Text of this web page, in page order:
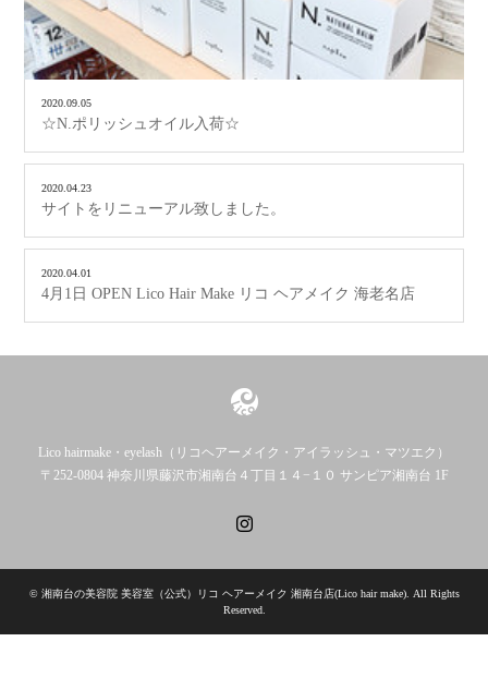
2020.09.05
☆N.ポリッシュオイル入荷☆
2020.04.23
サイトをリニューアル致しました。
2020.04.01
4月1日 OPEN Lico Hair Make リコ ヘアメイク 海老名店
Lico hairmake・eyelash（リコヘアーメイク・アイラッシュ・マツエク）
〒252-0804 神奈川県藤沢市湘南台４丁目１４−１０ サンピア湘南台 1F
© 湘南台の美容院 美容室（公式）リコ ヘアーメイク 湘南台店(Lico hair make). All Rights
Reserved.